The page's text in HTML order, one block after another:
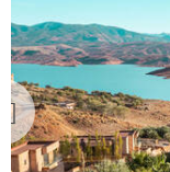
Previous